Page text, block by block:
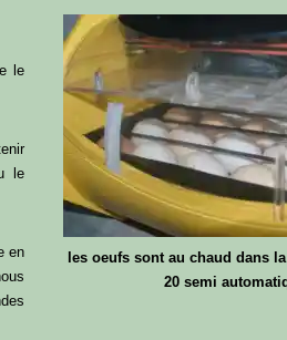
les oeufs sont au chaud dans
20 semi
le
le
en